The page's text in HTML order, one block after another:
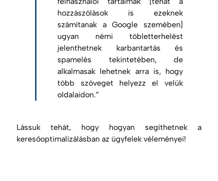
hozzászólások is ezeknek
számítanak a Google szemében]
ugyan némi töbletterhelést
jelenthetnek karbantartás és
spamelés tekintetében, de
alkalmasak lehetnek arra is, hogy
több szöveget helyezz el velük
oldalaidon.”
Lássuk tehát, hogy hogyan segíthetnek a
keresőoptimalizálásban az ügyfelek véleményei!